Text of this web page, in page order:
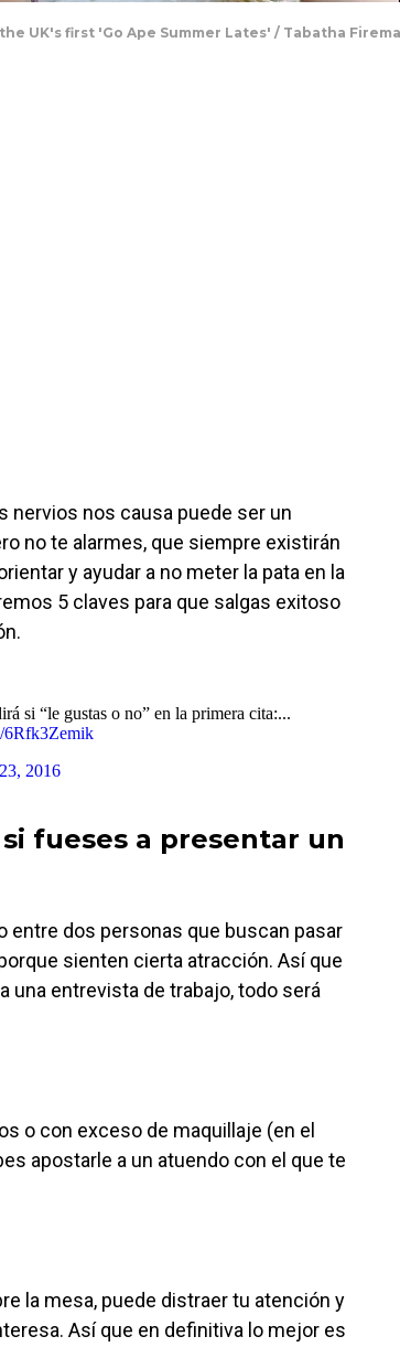
UK's first 'Go Ape Summer Lates' / Tabatha
nervios nos causa puede ser un
no te alarmes, que siempre existirán
y ayudar a no meter la pata en la
5 claves para que salgas exitoso
si “le gustas o no” en la primera cita:...
6Rfk3Zemik
2016
fueses a presentar un
entre dos personas que buscan pasar
sienten cierta atracción. Así que
una entrevista de trabajo, todo será
o con exceso de maquillaje (en el
apostarle a un atuendo con el que te
la mesa, puede distraer tu atención y
Así que en definitiva lo mejor es